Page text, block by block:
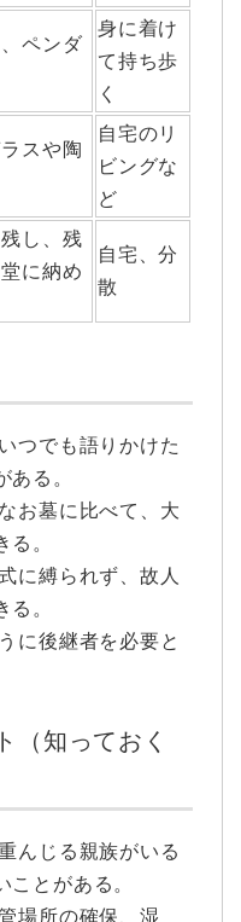
ペンダ
身に着け
て持ち歩
く
スや陶
自宅のリ
ビングな
ど
し、残
に納め
自宅、分
散
いつでも語りかけた
ある。
お墓に比べて、大
。
に縛られず、故人
。
に後継者を必要と
（知っておく
んじる親族がいる
とがある。
場所の確保、湿